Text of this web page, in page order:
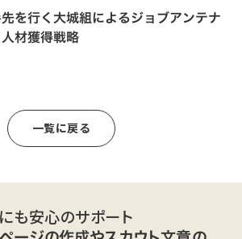
を行く大城組によるジョブアンテナ
材獲得戦略
一覧に戻る
も安心のサポート